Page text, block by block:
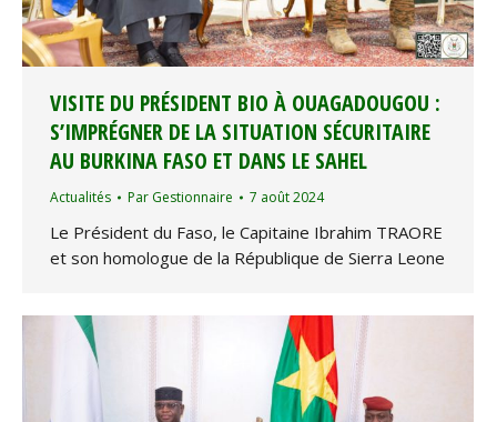
VISITE DU PRÉSIDENT BIO À OUAGADOUGOU :
S’IMPRÉGNER DE LA SITUATION SÉCURITAIRE
AU BURKINA FASO ET DANS LE SAHEL
Actualités Par Gestionnaire 7 août 2024
Le Président du Faso, le Capitaine Ibrahim TRAORE
et son homologue de la République de Sierra Leone